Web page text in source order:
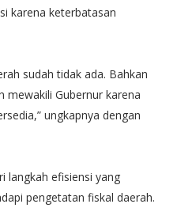
karena keterbatasan
sudah tidak ada. Bahkan
mewakili Gubernur karena
ungkapnya dengan
langkah efisiensi yang
pengetatan fiskal daerah.